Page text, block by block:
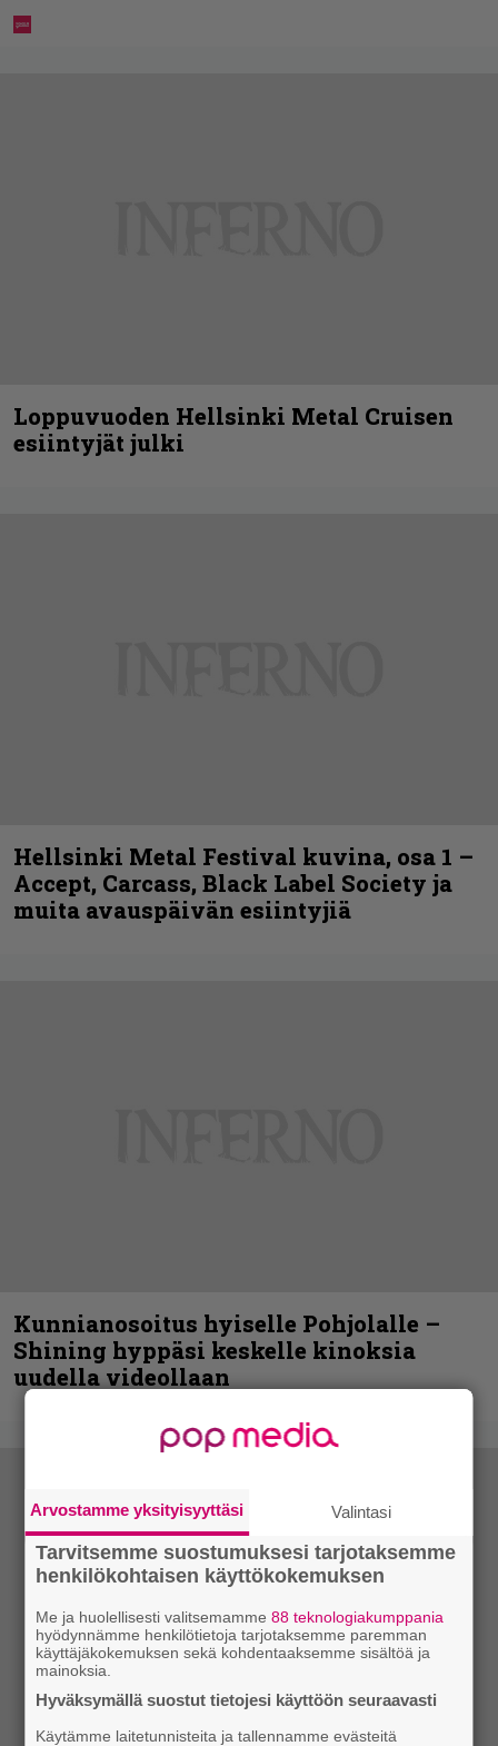
Loppuvuoden Hellsinki Metal Cruisen
esiintyjät julki
Hellsinki Metal Festival kuvina, osa 1 –
Accept, Carcass, Black Label Society ja
muita avauspäivän esiintyjiä
Kunnianosoitus hyiselle Pohjolalle –
Shining hyppäsi keskelle kinoksia
uudella videollaan
Arvostamme yksityisyyttäsi Valintasi
Tarvitsemme suostumuksesi tarjotaksemme
henkilökohtaisen käyttökokemuksen
Me ja huolellisesti valitsemamme88 teknologiakumppania
hyödynnämme henkilötietoja tarjotaksemme paremman
käyttäjäkokemuksen sekä kohdentaaksemme sisältöä ja
mainoksia.
Hyväksymällä suostut tietojesi käyttöön seuraavasti
Käytämme laitetunnisteita ja tallennamme evästeitä